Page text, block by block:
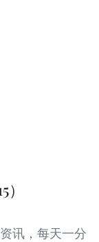
讯，每天一分